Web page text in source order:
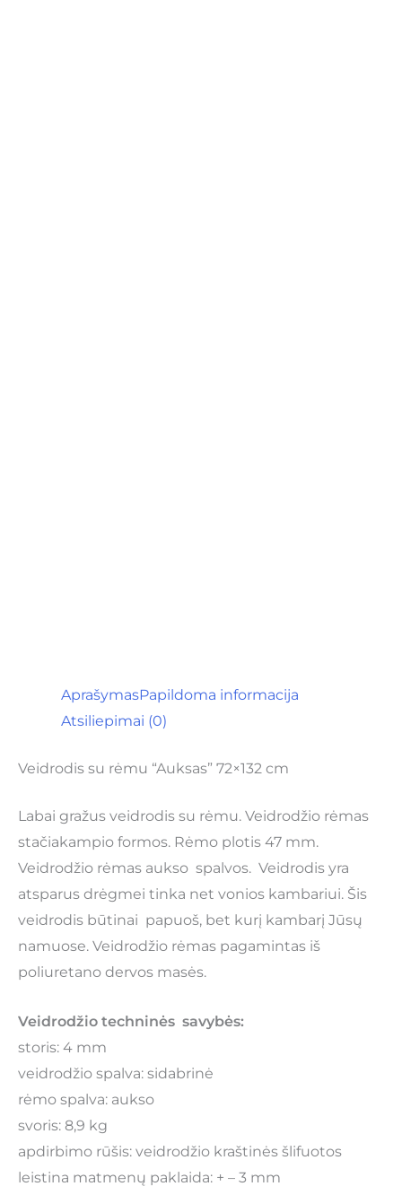
AprašymasPapildoma informacija
Atsiliepimai (0)
Veidrodis su rėmu “Auksas” 72×132 cm
Labai gražus veidrodis su rėmu. Veidrodžio rėmas
stačiakampio formos. Rėmo plotis 47 mm.
Veidrodžio rėmas aukso spalvos. Veidrodis yra
atsparus drėgmei tinka net vonios kambariui. Šis
veidrodis būtinai papuoš, bet kurį kambarį Jūsų
namuose. Veidrodžio rėmas pagamintas iš
poliuretano dervos masės.
Veidrodžio techninės savybės:
storis: 4 mm
veidrodžio spalva: sidabrinė
rėmo spalva: aukso
svoris: 8,9 kg
apdirbimo rūšis: veidrodžio kraštinės šlifuotos
leistina matmenų paklaida: + – 3 mm